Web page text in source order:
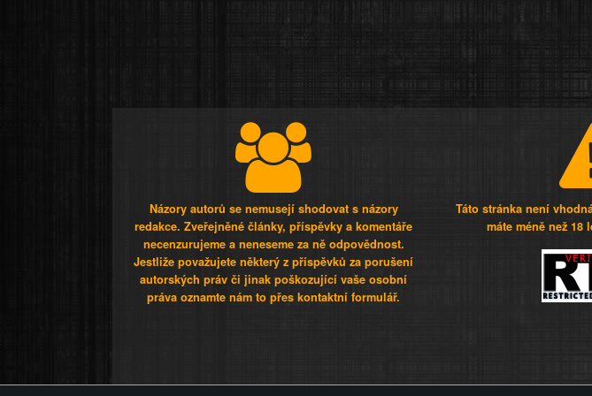
Názory autorů se nemusejí shodovat s názory
redakce. Zveřejněné články, příspěvky a komentáře
necenzurujeme a neneseme za ně odpovědnost.
Jestliže považujete některý z příspěvků za porušení
autorských práv či jinak poškozující vaše osobní
práva oznamte nám to přes kontaktní formulář.
Táto stránka není
máte méně než 18